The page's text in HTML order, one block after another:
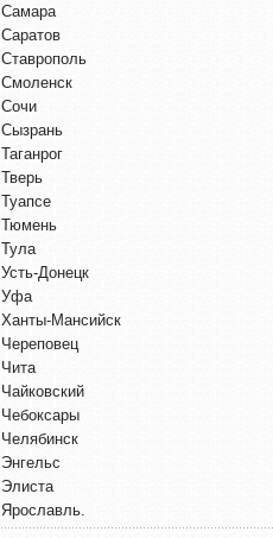
Самара
Саратов
Ставрополь
Смоленск
Сочи
Сызрань
Таганрог
Тверь
Туапсе
Тюмень
Тула
Усть-Донецк
Уфа
Ханты-Мансийск
Череповец
Чита
Чайковский
Чебоксары
Челябинск
Энгельс
Элиста
Ярославль.